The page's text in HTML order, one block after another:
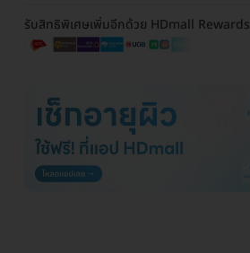
รับสิทธิพิเศษเพิ่มอีกด้วย HDmall Rewards